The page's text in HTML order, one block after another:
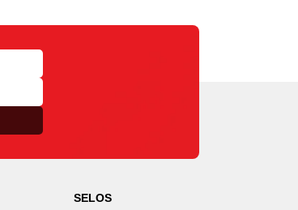
SELOS